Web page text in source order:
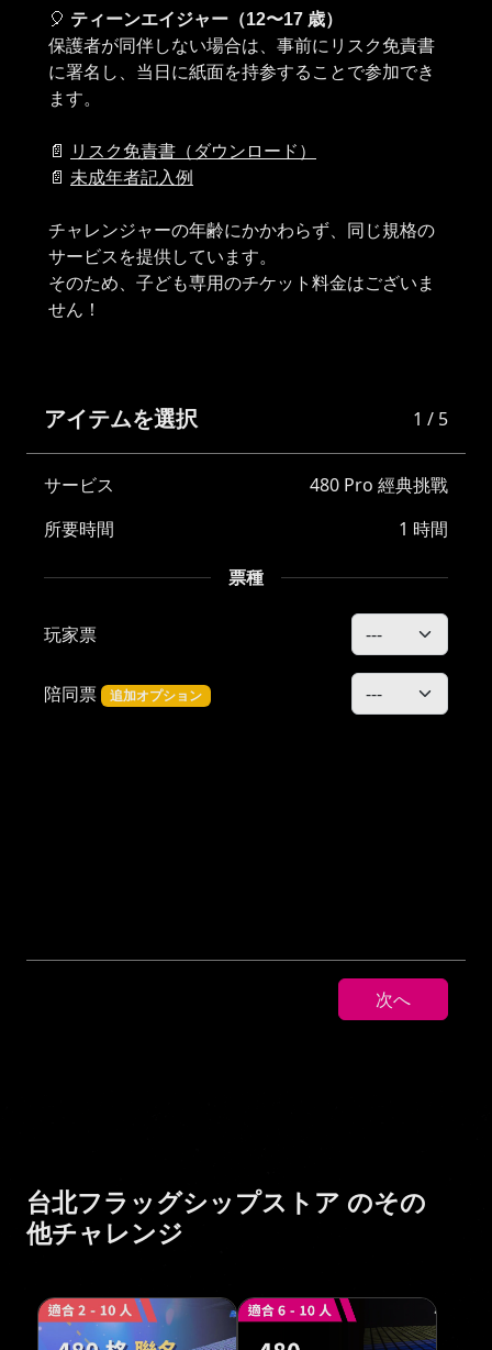
🎈 ティーンエイジャー（12〜17 歳）
保護者が同伴しない場合は、事前にリスク免責書
に署名し、当日に紙面を持参することで参加でき
ます。
📄
リスク免責書（ダウンロード）
📄 未成年者記入例
チャレンジャーの年齢にかかわらず、同じ規格の
サービスを提供しています。
そのため、子ども専用のチケット料金はございま
アイテムを選択 1 / 5
サービス
480 Pro 經典挑戰
所要時間
1 時間
票種
玩家票
陪同票 追加オプション
次へ
台北フラッグシップストア のその
他チャレンジ